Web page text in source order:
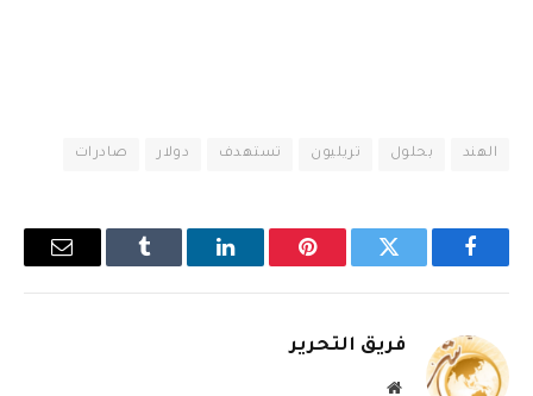
الهند بحلول تريليون تستهدف دولار صادرات
فيسبوك تويتر بينتيريستلينكدإن Tumblr
البريد
فريق التحرير
موقع